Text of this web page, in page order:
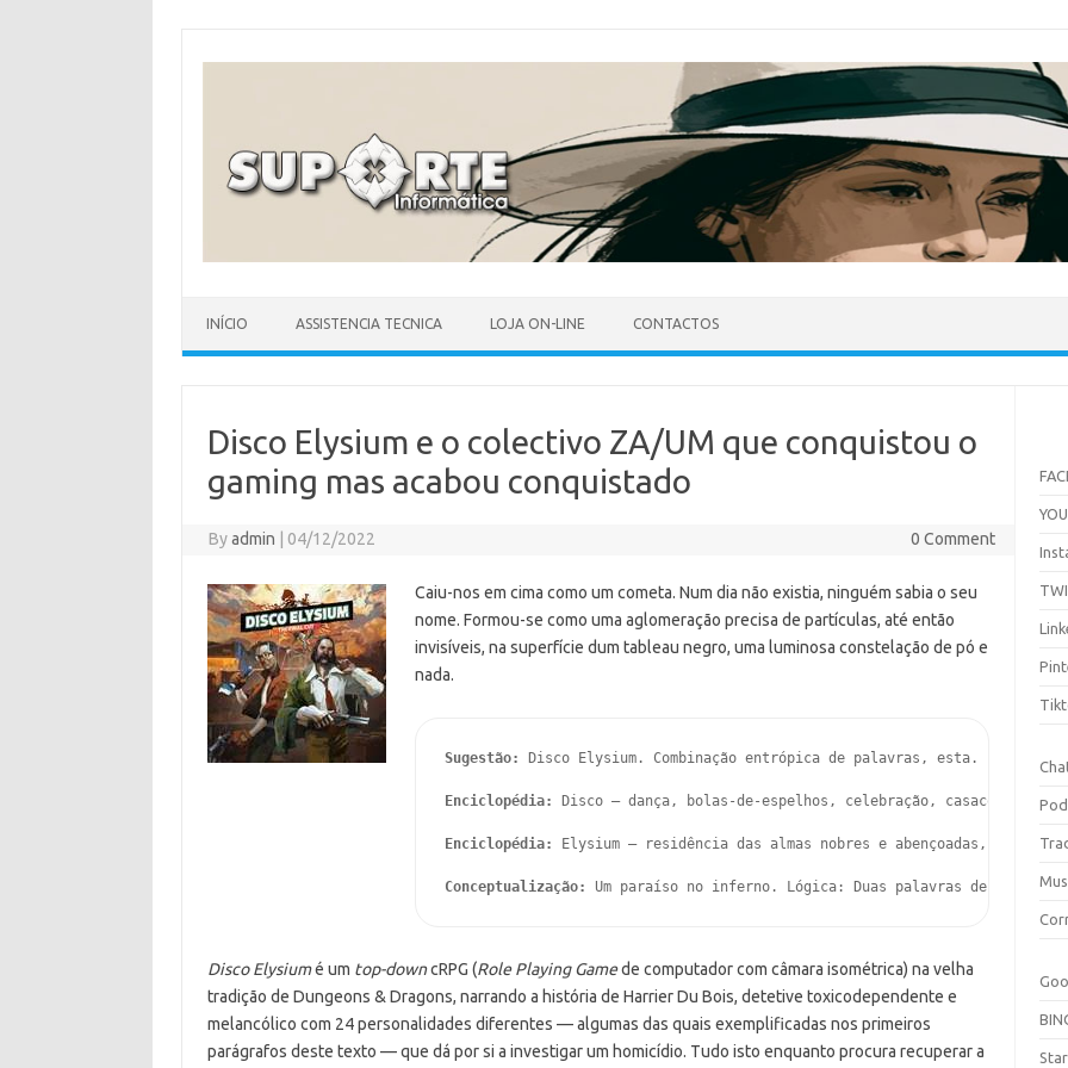
INÍCIO ASSISTENCIA TECNICA LOJA ON-LINE CONTACTOS
Disco Elysium e o colectivo ZA/UM que conquistou o
gaming mas acabou conquistado
Byadmin 04/12/2022 0 Comment
Caiu-nos em cima como um cometa. Num dia não existia, ninguém sabia o seu
nome. Formou-se como uma aglomeração precisa de partículas, até então
invisíveis, na superfície dum tableau negro, uma luminosa constelação de pó e
nada.
Sugestão: Disco Elysium. Combinação entrópica de palavras, esta.
Enciclopédia: Disco — dança, bolas-de-espelhos, celebração, casacos de
Enciclopédia: Elysium — residência das almas nobres e abençoadas, isolado
Conceptualização: Um paraíso no inferno. Lógica: Duas palavras
Disco Elysiumé um top-downcRPG (Role Playing Gamede computador com câmara isométrica) na velha
tradição de Dungeons & Dragons, narrando a história de Harrier Du Bois, detetive toxicodependente e
melancólico com 24 personalidades diferentes — algumas das quais exemplificadas nos primeiros
parágrafos deste texto — que dá por si a investigar um homicídio. Tudo isto enquanto procura recuperar a